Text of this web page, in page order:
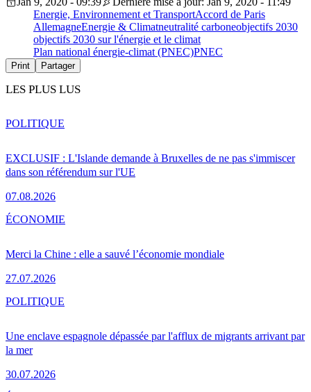
Energie, Environnement et TransportAccord de Paris
AllemagneEnergie & Climatneutralité carboneobjectifs 2030
objectifs 2030 sur l'énergie et le climat
Plan national énergie-climat (PNEC)PNEC
Print Partager
LES PLUS LUS
EXCLUSIF : L'Islande demande à Bruxelles de ne pas s'immiscer
dans son référendum sur l'UE
07.08.2026
POLITIQUE
Merci la Chine : elle a sauvé l’économie mondiale
27.07.2026
ÉCONOMIE
Une enclave espagnole dépassée par l'afflux de migrants arrivant par
la mer
30.07.2026
POLITIQUE